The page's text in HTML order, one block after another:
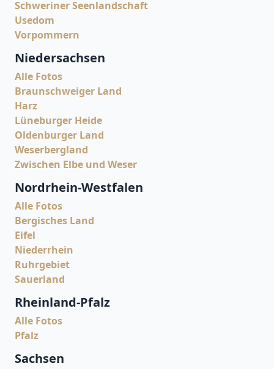
Schweriner Seenlandschaft
Usedom
Vorpommern
Niedersachsen
Alle Fotos
Braunschweiger Land
Harz
Lüneburger Heide
Oldenburger Land
Weserbergland
Zwischen Elbe und Weser
Nordrhein-Westfalen
Alle Fotos
Bergisches Land
Eifel
Niederrhein
Ruhrgebiet
Sauerland
Rheinland-Pfalz
Alle Fotos
Pfalz
Sachsen